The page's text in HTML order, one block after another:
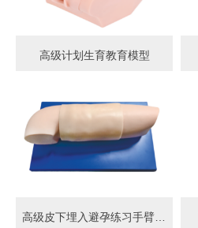
高级计划生育教育模型
高级皮下埋入避孕练习手臂模型